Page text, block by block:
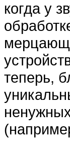
когда у
теперь,